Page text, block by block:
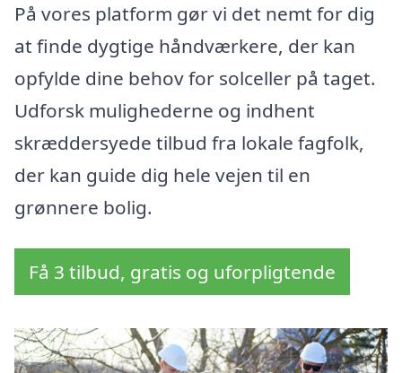
På vores platform gør vi det nemt for dig
at finde dygtige håndværkere, der kan
opfylde dine behov for solceller på taget.
Udforsk mulighederne og indhent
skræddersyede tilbud fra lokale fagfolk,
der kan guide dig hele vejen til en
grønnere bolig.
Få 3 tilbud, gratis og uforpligtende